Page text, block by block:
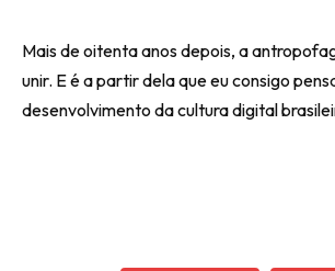
Mais de oitenta anos depois, a
unir. E é a partir dela que eu consigo
desenvolvimento da cultura digital